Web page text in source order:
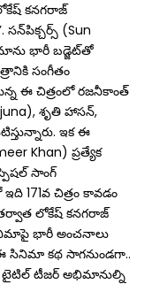
కనగ‌రాజ్‌
సన్‌పిక్చర్స్ (Sun
భారీ బ‌డ్జెట్‌తో
సంగీతం
ఈ చిత్రంలో రజనీకాంత్‌
శృతి హాసన్,
ఇక ఈ
Khan) ప్రత్యేక
సాంగ్
171వ చిత్రం కావడం
తర్వాత లోకేష్ కనగరాజ్‌
భారీ అంచనాలు
సినిమా కథ సాగనుండగా..
టైటిల్ టీజర్ అభిమానుల్ని